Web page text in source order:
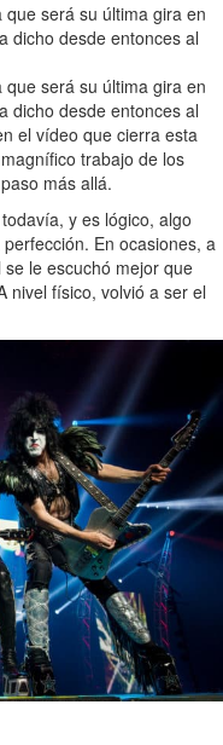
será su última gira en
dicho desde entonces al
será su última gira en
dicho desde entonces al
el vídeo que cierra esta
trabajo de los
más allá.
y es lógico, algo
En ocasiones, a
le escuchó mejor que
nivel físico, volvió a ser el